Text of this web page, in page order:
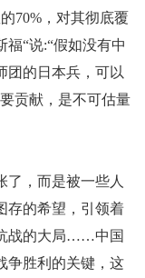
70%，对其彻底覆
“说:“假如没有中
团的日本兵，可以
贡献，是不可估量
了，而是被一些人
存的希望，引领着
战的大局……中国
争胜利的关键，这